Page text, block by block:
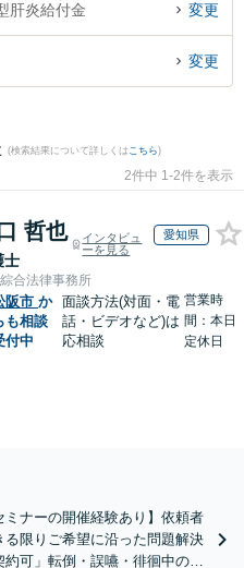
肝炎給付金を法律相談できる松阪市内
の相談者さんにおすすめです。
肝炎給付金 変更
変更
(検索結果について詳しくは こちら)
2件中 1-2件を表示
哲也
士
インタビュ
ーを見る
愛知県
合法律事務所
阪市 か
も相談
付中
面談方法(対面・電
話・ビデオなど)は
応相談
営業時
間：本日
定休日
ミナーの開催経験あり】依頼者
限りご希望に沿った問題解決
可」転倒・誤嚥・徘徊中の事